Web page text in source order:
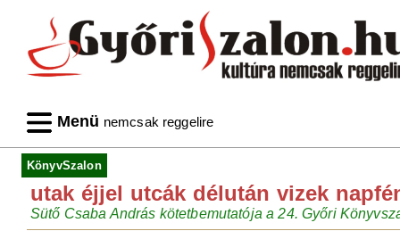
Menü nemcsak reggelire
KönyvSzalon
utak éjjel utcák délután vizek
Sütő Csaba András kötetbemutatója a 24. Győri